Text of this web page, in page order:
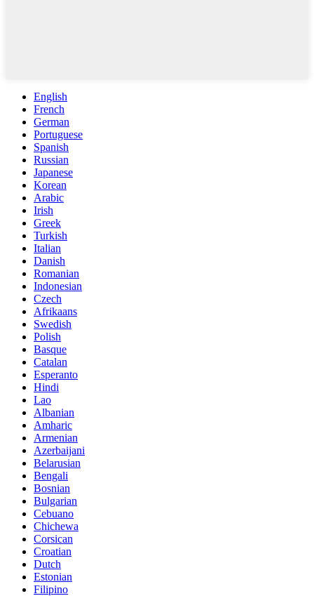
English
French
German
Portuguese
Spanish
Russian
Japanese
Korean
Arabic
Irish
Greek
Turkish
Italian
Danish
Romanian
Indonesian
Czech
Afrikaans
Swedish
Polish
Basque
Catalan
Esperanto
Hindi
Lao
Albanian
Amharic
Armenian
Azerbaijani
Belarusian
Bengali
Bosnian
Bulgarian
Cebuano
Chichewa
Corsican
Croatian
Dutch
Estonian
Filipino